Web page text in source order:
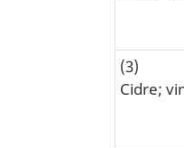
(3)
Cidre;